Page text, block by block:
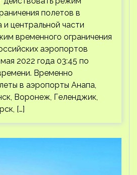
полетов в
центральной части
временного ограничения
аэропортов
2022 года 03:45 по
Временно
в аэропорты Анапа,
Воронеж, Геленджик,
[…]